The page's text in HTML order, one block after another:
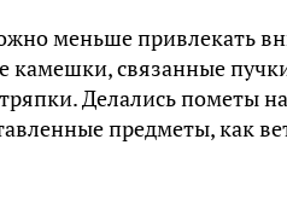
меньше привлекать
связанные
Делались пометы
предметы, как